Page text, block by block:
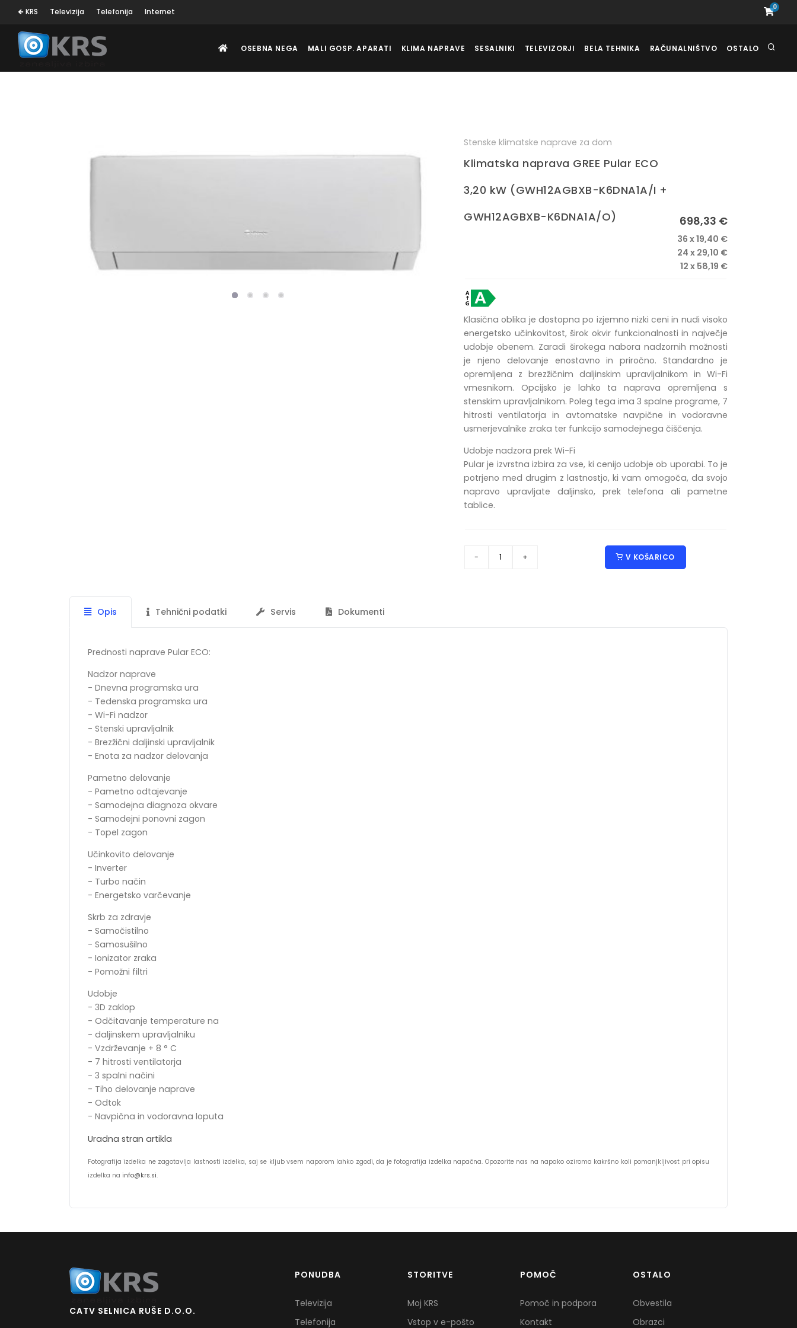
🡸 KRS Televizija Telefonija Internet 0
OSEBNA NEGA MALI GOSP. APARATI KLIMA NAPRAVE SESALNIKI TELEVIZORJI BELA TEHNIKA RAČUNALNIŠTVO OSTALO
Stenske klimatske naprave za dom
Klimatska naprava GREE Pular ECO
3,20 kW (GWH12AGBXB-K6DNA1A/I +
GWH12AGBXB-K6DNA1A/O)
698,33 €
36 x 19,40 €
24 x 29,10 €
12 x 58,19 €
Klasična oblika je dostopna po izjemno nizki ceni in nudi visoko
energetsko učinkovitost, širok okvir funkcionalnosti in največje
udobje obenem. Zaradi širokega nabora nadzornih možnosti
je njeno delovanje enostavno in priročno. Standardno je
opremljena z brezžičnim daljinskim upravljalnikom in Wi-Fi
vmesnikom. Opcijsko je lahko ta naprava opremljena s
stenskim upravljalnikom. Poleg tega ima 3 spalne programe, 7
hitrosti ventilatorja in avtomatske navpične in vodoravne
usmerjevalnike zraka ter funkcijo samodejnega čiščenja.
Udobje nadzora prek Wi-Fi
Pular je izvrstna izbira za vse, ki cenijo udobje ob uporabi. To je
potrjeno med drugim z lastnostjo, ki vam omogoča, da svojo
napravo upravljate daljinsko, prek telefona ali pametne
tablice.
V KOŠARICO
Opis Tehnični podatki Servis Dokumenti
Prednosti naprave Pular ECO:
Nadzor naprave
- Dnevna programska ura
- Tedenska programska ura
- Wi-Fi nadzor
- Stenski upravljalnik
- Brezžični daljinski upravljalnik
- Enota za nadzor delovanja
Pametno delovanje
- Pametno odtajevanje
- Samodejna diagnoza okvare
- Samodejni ponovni zagon
- Topel zagon
Učinkovito delovanje
- Inverter
- Turbo način
- Energetsko varčevanje
Skrb za zdravje
- Samočistilno
- Samosušilno
- Ionizator zraka
- Pomožni filtri
Udobje
- 3D zaklop
- Odčitavanje temperature na
- daljinskem upravljalniku
- Vzdrževanje + 8 ° C
- 7 hitrosti ventilatorja
- 3 spalni načini
- Tiho delovanje naprave
- Odtok
- Navpična in vodoravna loputa
Uradna stran artikla
Fotografija izdelka ne zagotavlja lastnosti izdelka, saj se kljub vsem naporom lahko zgodi, da je fotografija izdelka napačna. Opozorite nas na napako oziroma kakršno koli pomanjkljivost pri opisu
izdelka na info@krs.si.
CATV SELNICA RUŠE D.O.O.
PONUDBA
Televizija
Telefonija
STORITVE
Moj KRS
Vstop v e-pošto
POMOČ
Pomoč in podpora
Kontakt
OSTALO
Obvestila
Obrazci